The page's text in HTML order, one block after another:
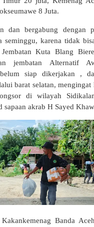
8 Juta.
dan bergabung dengan
seminggu, karena tidak
Kuta Blang
jembatan Alternatif
belum siap dikerjakan ,
barat selatan, mengingat
di wilayah
sapaan akrab H Sayed
Banda